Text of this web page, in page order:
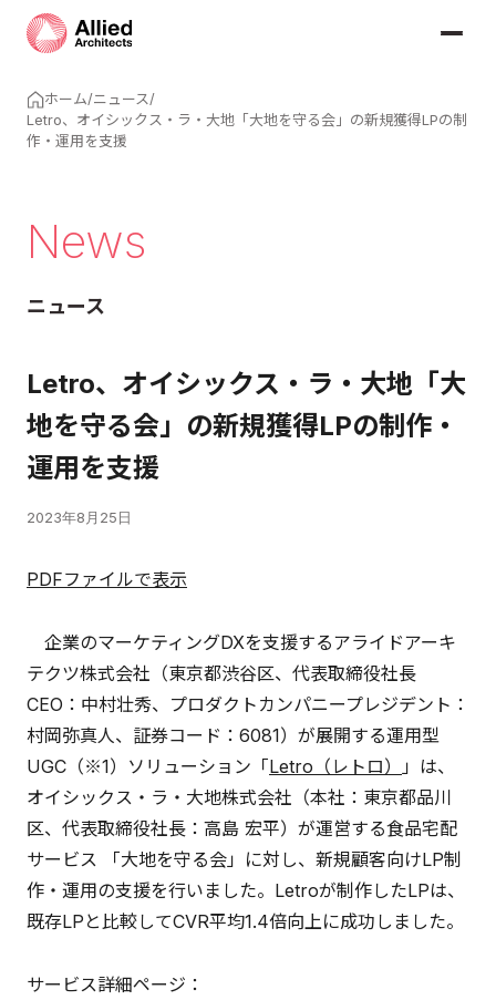
ホーム/ニュース/
Letro、オイシックス・ラ・大地「大地を守る会」の新規獲得LPの制
作・運用を支援
News
ニュース
Letro、オイシックス・ラ・大地「大
地を守る会」の新規獲得LPの制作・
運用を支援
2023年8月25日
PDFファイルで表示
企業のマーケティングDXを支援するアライドアーキ
テクツ株式会社（東京都渋谷区、代表取締役社長
CEO：中村壮秀、プロダクトカンパニープレジデント：
村岡弥真人、証券コード：6081）が展開する運用型
UGC（※1）ソリューション「Letro（レトロ）
」は、
オイシックス・ラ・大地株式会社（本社：東京都品川
区、代表取締役社長：高島 宏平）が運営する食品宅配
サービス 「大地を守る会」に対し、新規顧客向けLP制
作・運用の支援を行いました。Letroが制作したLPは、
既存LPと比較してCVR平均1.4倍向上に成功しました。
サービス詳細ページ：